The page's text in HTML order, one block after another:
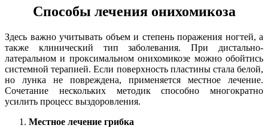
Способы лечения онихомикоза
Здесь важно учитывать объем и степень поражения ногтей, а
также клинический тип заболевания. При дистально-
латеральном и проксимальном онихомикозе можно обойтись
системной терапией. Если поверхность пластины стала белой,
но лунка не повреждена, применяется местное лечение.
Сочетание нескольких методик способно многократно
усилить процесс выздоровления.
Местное лечение грибка